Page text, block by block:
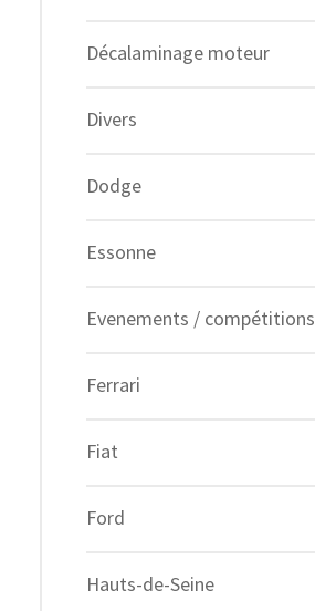
Décalaminage moteur
Divers
Dodge
Essonne
Evenements / compétitions
Ferrari
Fiat
Ford
Hauts-de-Seine